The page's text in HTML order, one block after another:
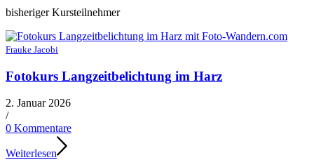
bisheriger Kursteilnehmer
Frauke Jacobi
Fotokurs Langzeitbelichtung im Harz
2. Januar 2026
/
0 Kommentare
Weiterlesen